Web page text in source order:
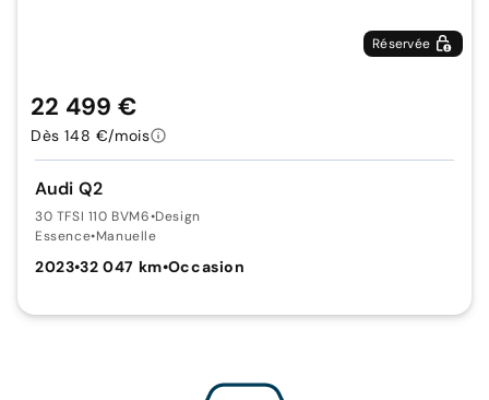
Réservée
Audi Q2
30 TFSI 110 BVM6•Design
Essence•Manuelle
2023•32 047 km•Occasion
22 499 €
Dès 148 €/mois